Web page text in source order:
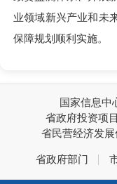
业领域新兴产业和未
保障规划顺利实施。
国家信息中
省政府投资项
省民营经济发展
省政府部门